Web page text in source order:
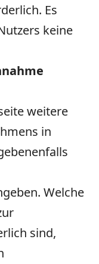
Es
keine
weitere
in
Welche
sind,